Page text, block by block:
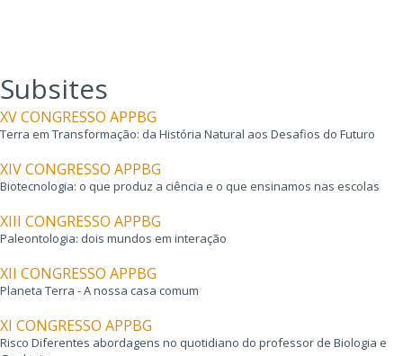
Subsites
XV CONGRESSO APPBG
Terra em Transformação: da História Natural aos Desafios do Futuro
XIV CONGRESSO APPBG
Biotecnologia: o que produz a ciência e o que ensinamos nas escolas
XIII CONGRESSO APPBG
Paleontologia: dois mundos em interação
XII CONGRESSO APPBG
Planeta Terra - A nossa casa comum
XI CONGRESSO APPBG
Risco Diferentes abordagens no quotidiano do professor de Biologia e